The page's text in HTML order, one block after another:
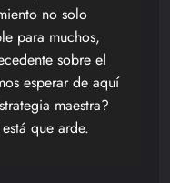
no solo
para muchos,
sobre el
esperar de aquí
maestra?
que arde.